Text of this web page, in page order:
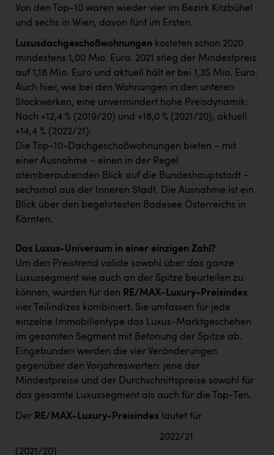
Von den Top-10 waren wieder vier im Bezirk Kitzbühel
und sechs in Wien, davon fünf im Ersten.
Luxusdachgeschoßwohnungen kosteten schon 2020
mindestens 1,00 Mio. Euro. 2021 stieg der Mindestpreis
auf 1,18 Mio. Euro und aktuell hält er bei 1,35 Mio. Euro.
Auch hier, wie bei den Wohnungen in den unteren
Stockwerken, eine unvermindert hohe Preisdynamik:
Nach +12,4 % (2019/20) und +18,0 % (2021/20), aktuell
+14,4 % (2022/21).
Die Top-10-Dachgeschoßwohnungen bieten − mit
einer Ausnahme − einen in der Regel
atemberaubenden Blick auf die Bundeshauptstadt –
sechsmal aus der Inneren Stadt. Die Ausnahme ist ein
Blick über den begehrtesten Badesee Österreichs in
Kärnten.
Das Luxus-Universum in einer einzigen Zahl?
Um den Preistrend valide sowohl über das ganze
Luxussegment wie auch an der Spitze beurteilen zu
können, wurden für den RE/MAX-Luxury-Preisindex
vier Teilindizes kombiniert. Sie umfassen für jede
einzelne Immobilientype das Luxus-Marktgeschehen
im gesamten Segment mit Betonung der Spitze ab.
Eingebunden werden die vier Veränderungen
gegenüber den Vorjahreswerten: jene der
Mindestpreise und der Durchschnittspreise sowohl für
das gesamte Luxussegment als auch für die Top-Ten.
Der RE/MAX-Luxury-Preisindex lautet für
2022/21
(2021/20)